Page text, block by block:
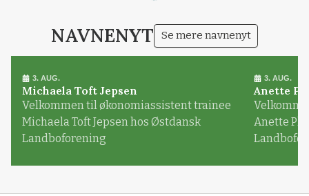
NAVNENYT Se mere navnenyt
3. AUG.
Michaela Toft Jepsen
Velkommen til økonomiassistent trainee
Michaela Toft Jepsen hos Østdansk
Landboforening
3. AUG.
Anette
Anette